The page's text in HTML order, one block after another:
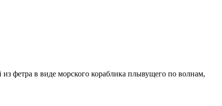
фетра в виде морского кораблика плывущего по волнам,